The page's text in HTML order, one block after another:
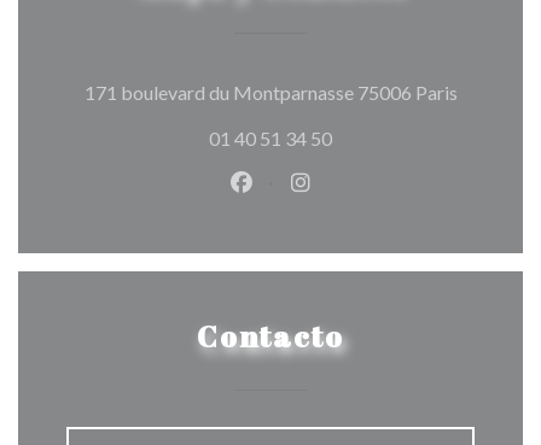
171 boulevard du Montparnasse 75006 Paris((abre en
01 40 51 34 50
Facebook ((abre en una nueva
Instagram ((abre en una
Contacto